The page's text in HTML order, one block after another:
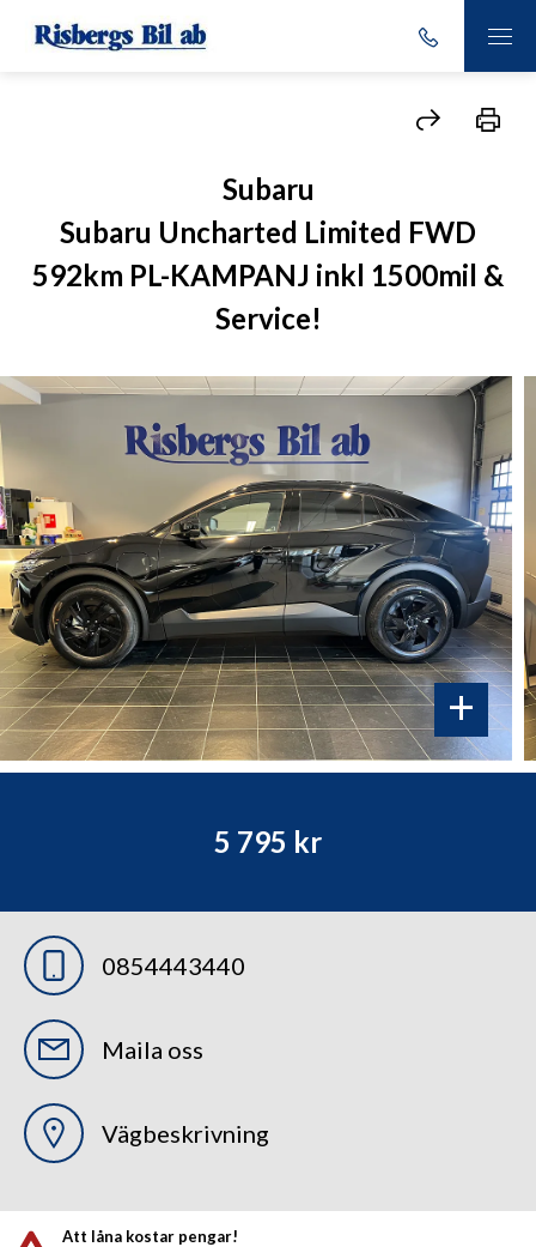
Subaru
Subaru Uncharted Limited FWD
592km PL-KAMPANJ inkl 1500mil &
Service!
+
5 795 kr
0854443440
Maila oss
Vägbeskrivning
Att låna kostar pengar!